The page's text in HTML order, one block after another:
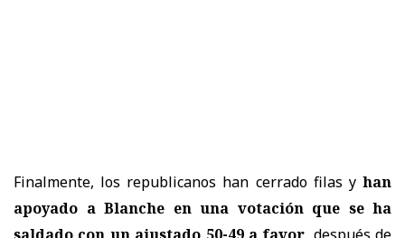
Finalmente, los republicanos han cerrado filas y han
apoyado a Blanche en una votación que se ha